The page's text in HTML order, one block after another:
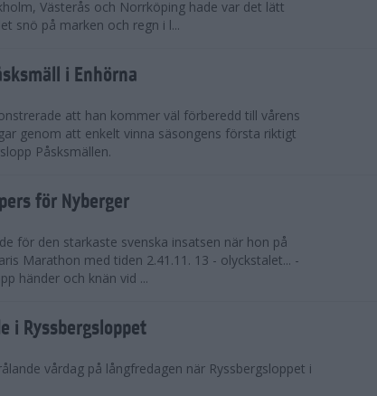
Västerås och Norrköping hade var det lätt
snö på marken och regn i l...
i Enhörna
att han kommer väl förberedd till vårens
genom att enkelt vinna säsongens första riktigt
Påsksmällen.
för Nyberger
för den starkaste svenska insatsen när hon på
Marathon med tiden 2.41.11. 13 - olyckstalet... -
händer och knän vid ...
i Ryssbergsloppet
vårdag på långfredagen när Ryssbergsloppet i